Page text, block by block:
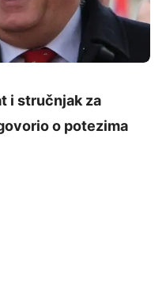
i stručnjak za
o potezima